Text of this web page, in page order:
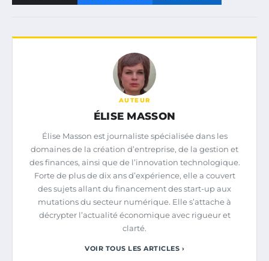
AUTEUR
ÉLISE MASSON
Élise Masson est journaliste spécialisée dans les
domaines de la création d’entreprise, de la gestion et
des finances, ainsi que de l’innovation technologique.
Forte de plus de dix ans d’expérience, elle a couvert
des sujets allant du financement des start-up aux
mutations du secteur numérique. Elle s’attache à
décrypter l’actualité économique avec rigueur et
clarté.
VOIR TOUS LES ARTICLES ›